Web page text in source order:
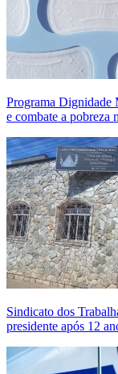
Programa Dignidade
e combate a pobreza
Sindicato dos
presidente após 12